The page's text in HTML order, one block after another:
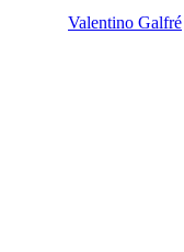
Valentino Galfré